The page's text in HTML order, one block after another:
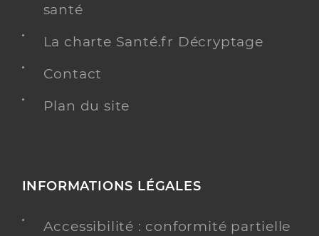
santé
La charte Santé.fr Décryptage
Contact
Plan du site
INFORMATIONS LÉGALES
Accessibilité : conformité partielle